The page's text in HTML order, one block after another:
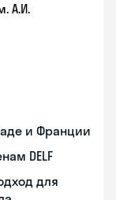
А.И.
и Франции
DELF
для